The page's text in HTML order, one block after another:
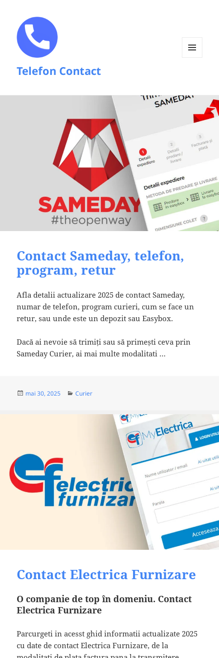
Telefon Contact
Contact Sameday, telefon,
program, retur
Afla detalii actualizare 2025 de contact Sameday,
numar de telefon, program curieri, cum se face un
retur, sau unde este un depozit sau Easybox.
Dacă ai nevoie să trimiți sau să primești ceva prin
Sameday Curier, ai mai multe modalitati …
Publicat
mai 30, 2025 Categorii
Curier
Contact Electrica Furnizare
O companie de top în domeniu. Contact
Electrica Furnizare
Parcurgeti in acesst ghid informatii actualizate 2025
cu date de contact Electrica Furnizare, de la